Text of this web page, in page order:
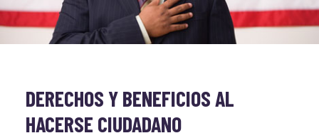
DERECHOS Y BENEFICIOS AL
HACERSE CIUDADANO